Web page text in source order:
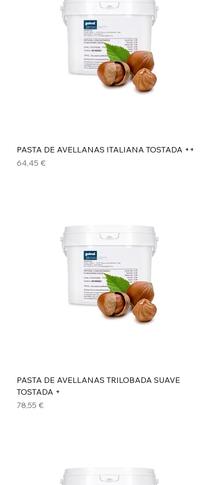
PASTA DE AVELLANAS ITALIANA TOSTADA ++
Precio
64,45 €
PASTA DE AVELLANAS TRILOBADA SUAVE
TOSTADA +
Precio
78,55 €